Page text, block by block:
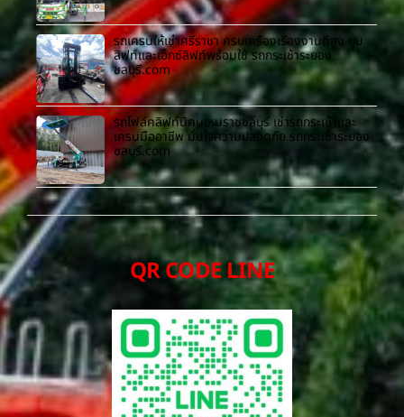
รถเครนให้เช่าศรีราชา ครบเครื่องเรื่องงานที่สูง บูม
ลิฟท์และเอ็กซ์ลิฟท์พร้อมใช้ รถกระเช้าระยอง
ชลบุรี.com
รถโฟล์คลิฟท์นิคมเหมราชชลบุรี เช่ารถกระเช้าและ
เครนมืออาชีพ มั่นใจความปลอดภัย รถกระเช้าระยอง
ชลบุรี.com
QR CODE LINE